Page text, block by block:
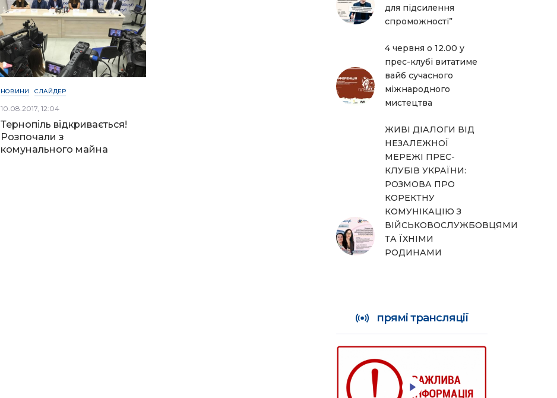
НОВИНИ СЛАЙДЕР
10.08.2017, 12:04
Тернопіль відкривається!
Розпочали з
комунального майна
для підсилення
спроможності”
4 червня о 12.00 у
прес-клубі витатиме
вайб сучасного
міжнародного
мистецтва
ЖИВІ ДІАЛОГИ ВІД
НЕЗАЛЕЖНОЇ
МЕРЕЖІ ПРЕС-
КЛУБІВ УКРАЇНИ:
РОЗМОВА ПРО
КОРЕКТНУ
КОМУНІКАЦІЮ З
ВІЙСЬКОВОСЛУЖБОВЦЯМИ
ТА ЇХНІМИ
РОДИНАМИ
прямі трансляції